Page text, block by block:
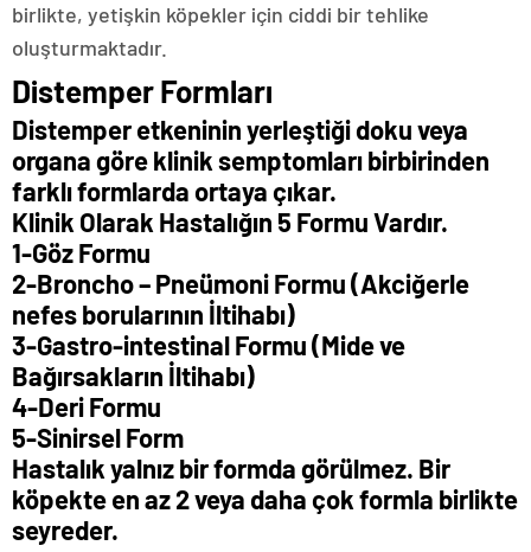
birlikte, yetişkin köpekler için ciddi bir tehlike
oluşturmaktadır.
Distemper Formları
Distemper etkeninin yerleştiği doku veya
organa göre klinik semptomları birbirinden
farklı formlarda ortaya çıkar.
Klinik Olarak Hastalığın 5 Formu Vardır.
1-Göz Formu
2-Broncho – Pneümoni Formu (Akciğerle
nefes borularının İltihabı)
3-Gastro-intestinal Formu (Mide ve
Bağırsakların İltihabı)
4-Deri Formu
5-Sinirsel Form
Hastalık yalnız bir formda görülmez. Bir
köpekte en az 2 veya daha çok formla birlikte
seyreder.